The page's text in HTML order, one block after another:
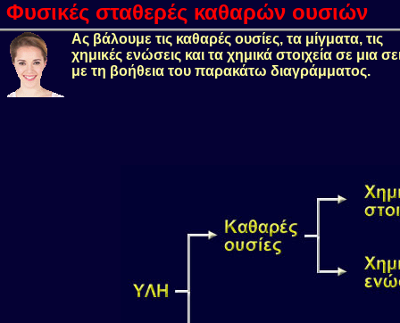
Φυσικές σταθερές καθαρών ουσιών
Aς βάλουμε τις καθαρές ουσίες, τα μίγματα, τις
χημικές ενώσεις και τα χημικά στοιχεία σε μια
με τη βοήθεια του παρακάτω διαγράμματος.